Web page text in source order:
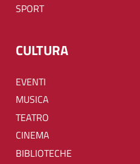
SPORT
CULTURA
EVENTI
MUSICA
TEATRO
CINEMA
BIBLIOTECHE